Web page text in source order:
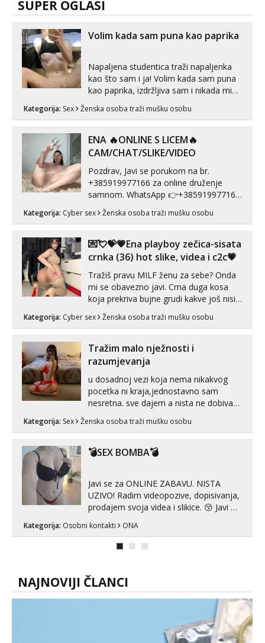
SUPER OGLASI
Volim kada sam puna kao paprika
Napaljena studentica traži napaljenka
kao što sam i ja! Volim kada sam puna
kao paprika, izdržljiva sam i nikada mi
puta dnevno bilo kad i bilo gdje zato se
link ispod i nadji me tamo, cekam te!
Kategorija: Sex Ženska osoba traži mušku osobu
ENA 🔥ONLINE S LICEM🔥
CAM/CHAT/SLIKE/VIDEO
Pozdrav, Javi se porukom na br.
+385919977166 za online druženje
samnom. WhatsApp 👉+385919977166
Telegram 👉@enafriedrichkis Radim
videopozive s licem, solo i s partnerom,
kombinacije halteri, haljine, štikle,
samostojeće itd. Nudim svakakva videa
seksa, puš...
Kategorija: Cyber sex Ženska osoba traži mušku osobu
💌💘💝💗Ena playboy zečica-sisata
crnka (36) hot slike, videa i c2c💗
Tražiš pravu MILF ženu za sebe? Onda
mi se obavezno javi. Crna duga kosa
koja prekriva bujne grudi kakve još nisi
vidio, čista ŠESTICA! A usne? O usnama
bolje da ni ne pričam. Prave pune usne
vjeruj mi, takve još nisi vidio. Uvijek sam
spremna za ONLOINE zabavu...
Kategorija: Cyber sex Ženska osoba traži mušku osobu
Tražim malo nježnosti i
razumjevanja
u dosadnoj vezi koja nema nikakvog
pocetka ni kraja,jednostavno sam
nesretna. sve dajem a nista ne dobivam
zadovoljiti moje potrebe,ne trazim puno
volim njezan seks i njezne poljupce po
Kategorija: Sex Ženska osoba traži mušku osobu
💣SEX BOMBA💣
Javi se za ONLINE ZABAVU. NISTA
UZIVO! Radim videopozive, dopisivanja,
prodajem svoja videa i slikice. 😚 Javi mi
Telegram. +385 91 723 0045
Kategorija: Osobni kontakti ONA
NAJNOVIJI ČLANCI